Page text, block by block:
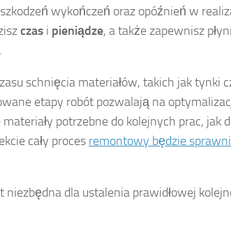
wykończeń oraz opóźnień w
czas i pieniądze, a także zapewnisz
schnięcia materiałów, takich jak tynki
etapy robót pozwalają na
potrzebne do kolejnych prac, jak
cały proces remontowy będzie
niezbędna dla ustalenia prawidłowej